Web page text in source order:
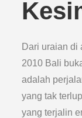
Dari uraian di
2010 Bali
adalah
yang tak
yang terjalin